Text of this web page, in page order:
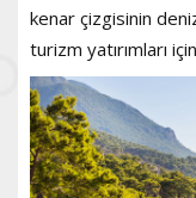
kenar çizgisinin
turizm yatırımları